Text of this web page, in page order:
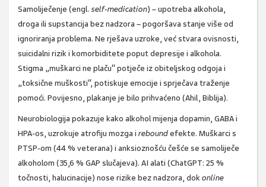
Samoliječenje (engl. self-medication) – upotreba alkohola,
droga ili supstancija bez nadzora – pogoršava stanje više od
ignoriranja problema. Ne rješava uzroke, već stvara ovisnosti,
suicidalni rizik i komorbiditete poput depresije i alkohola.
Stigma „muškarci ne plaču“ potječe iz obiteljskog odgoja i
„toksične muškosti“, potiskuje emocije i sprječava traženje
pomoći. Povijesno, plakanje je bilo prihvaćeno (Ahil, Biblija).
Neurobiologija pokazuje kako alkohol mijenja dopamin, GABA i
HPA-os, uzrokuje atrofiju mozga i reboundefekte. Muškarci s
PTSP-om (44 % veterana) i anksioznošću češće se samoliječe
alkoholom (35,6 % GAP slučajeva). AI alati (ChatGPT: 25 %
točnosti, halucinacije) nose rizike bez nadzora, dok online